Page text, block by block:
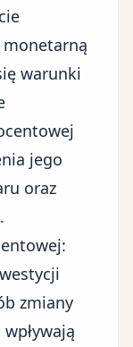
monetarną
warunki
jego
oraz
zmiany